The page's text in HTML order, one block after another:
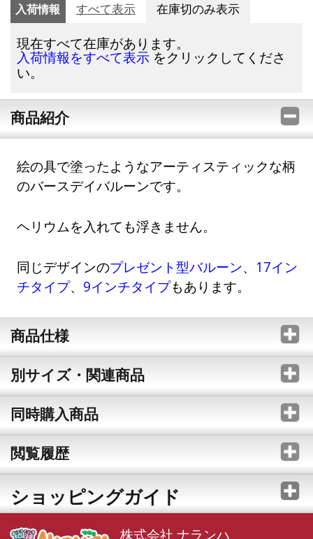
入荷情報 すべて表示 在庫切のみ表示
現在すべて在庫があります。
入荷情報をすべて表示 をクリックしてくださ
い。
商品紹介
絵の具で塗ったようなアーティスティックな柄
のバースデイバルーンです。
ヘリウムを入れても浮きません。
同じデザインのプレゼント型バルーン、 17イン
チタイプ、 9インチタイプもあります。
商品仕様
別サイズ・関連商品
同時購入商品
閲覧履歴
ショッピングガイド
株式会社 ナランハ